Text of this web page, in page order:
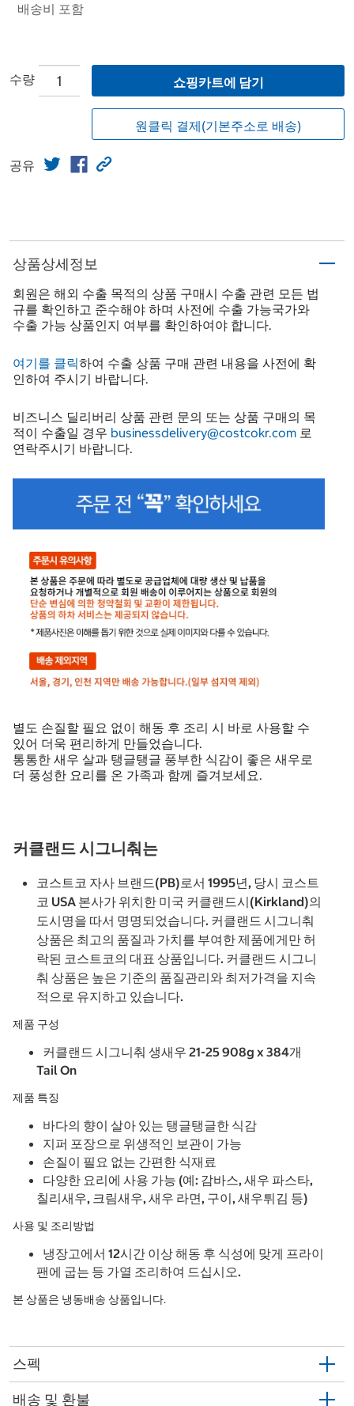
배송비 포함
수량 쇼핑카트에 담기
원클릭 결제(기본주소로 배송)
공유
상품상세정보
회원은 해외 수출 목적의 상품 구매시 수출 관련 모든 법
규를 확인하고 준수해야 하며 사전에 수출 가능국가와
수출 가능 상품인지 여부를 확인하여야 합니다.
여기를 클릭하여 수출 상품 구매 관련 내용을 사전에 확
인하여 주시기 바랍니다.
비즈니스 딜리버리 상품 관련 문의 또는 상품 구매의 목
적이 수출일 경우 businessdelivery@costcokr.com 로
연락주시기 바랍니다.
별도 손질할 필요 없이 해동 후 조리 시 바로 사용할 수
있어 더욱 편리하게 만들었습니다.
통통한 새우 살과 탱글탱글 풍부한 식감이 좋은 새우로
더 풍성한 요리를 온 가족과 함께 즐겨보세요.
커클랜드 시그니춰는
코스트코 자사 브랜드(PB)로서 1995년, 당시 코스트
코 USA 본사가 위치한 미국 커클랜드시(Kirkland)의
도시명을 따서 명명되었습니다. 커클랜드 시그니춰
상품은 최고의 품질과 가치를 부여한 제품에게만 허
락된 코스트코의 대표 상품입니다. 커클랜드 시그니
춰 상품은 높은 기준의 품질관리와 최저가격을 지속
적으로 유지하고 있습니다.
제품 구성
커클랜드 시그니춰 생새우 21-25 908g x 384개
Tail On
제품 특징
바다의 향이 살아 있는 탱글탱글한 식감
지퍼 포장으로 위생적인 보관이 가능
손질이 필요 없는 간편한 식재료
다양한 요리에 사용 가능 (예: 감바스, 새우 파스타,
칠리새우, 크림새우, 새우 라면, 구이, 새우튀김 등)
사용 및 조리방법
냉장고에서 12시간 이상 해동 후 식성에 맞게 프라이
팬에 굽는 등 가열 조리하여 드십시오.
본 상품은 냉동배송 상품입니다.
스펙
배송 및 환불